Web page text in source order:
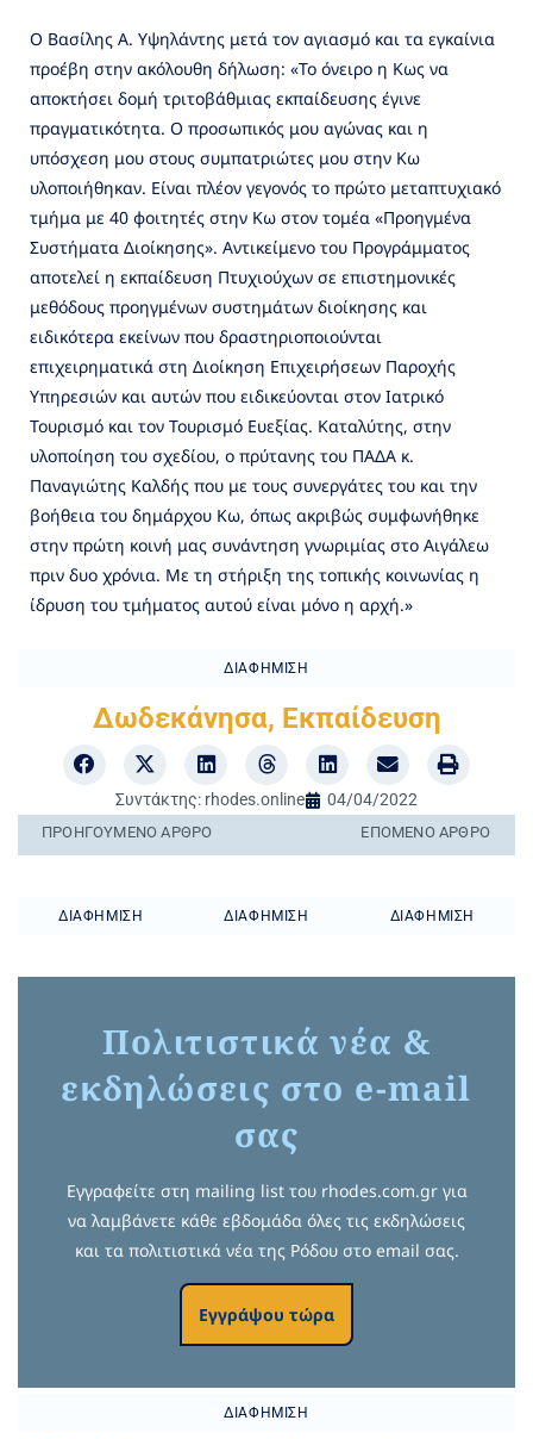
Ο Βασίλης Α. Υψηλάντης μετά τον αγιασμό και τα εγκαίνια
προέβη στην ακόλουθη δήλωση: «Το όνειρο η Κως να
αποκτήσει δομή τριτοβάθμιας εκπαίδευσης έγινε
πραγματικότητα. Ο προσωπικός μου αγώνας και η
υπόσχεση μου στους συμπατριώτες μου στην Κω
υλοποιήθηκαν. Είναι πλέον γεγονός το πρώτο μεταπτυχιακό
τμήμα με 40 φοιτητές στην Κω στον τομέα «Προηγμένα
Συστήματα Διοίκησης». Αντικείμενο του Προγράμματος
αποτελεί η εκπαίδευση Πτυχιούχων σε επιστημονικές
μεθόδους προηγμένων συστημάτων διοίκησης και
ειδικότερα εκείνων που δραστηριοποιούνται
επιχειρηματικά στη Διοίκηση Επιχειρήσεων Παροχής
Υπηρεσιών και αυτών που ειδικεύονται στον Ιατρικό
Τουρισμό και τον Τουρισμό Ευεξίας. Καταλύτης, στην
υλοποίηση του σχεδίου, ο πρύτανης του ΠΑΔΑ κ.
Παναγιώτης Καλδής που με τους συνεργάτες του και την
βοήθεια του δημάρχου Κω, όπως ακριβώς συμφωνήθηκε
στην πρώτη κοινή μας συνάντηση γνωριμίας στο Αιγάλεω
πριν δυο χρόνια. Με τη στήριξη της τοπικής κοινωνίας η
ίδρυση του τμήματος αυτού είναι μόνο η αρχή.»
ΔΙΑΦΉΜΙΣΗ
Δωδεκάνησα, Εκπαίδευση
Συντάκτης: rhodes.online 04/04/2022
ΠΡΟΗΓΟΎΜΕΝO ΆΡΘΡΟ ΕΠΌΜΕΝΟ ΆΡΘΡΟ
ΔΙΑΦΉΜΙΣΗ ΔΙΑΦΉΜΙΣΗ ΔΙΑΦΉΜΙΣΗ
Πολιτιστικά νέα &
εκδηλώσεις στο e-mail
σας
Εγγραφείτε στη mailing list του rhodes.com.gr για
να λαμβάνετε κάθε εβδομάδα όλες τις εκδηλώσεις
και τα πολιτιστικά νέα της Ρόδου στο email σας.
Εγγράψου τώρα
ΔΙΑΦΉΜΙΣΗ